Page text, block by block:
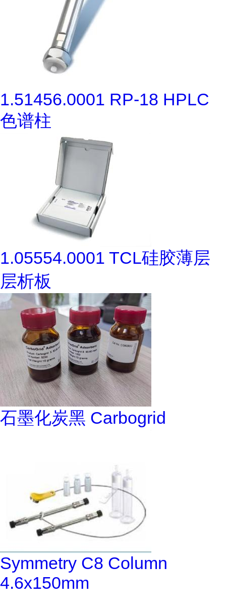
1.51456.0001 RP-18 HPLC
色谱柱
1.05554.0001 TCL硅胶薄层
层析板
石墨化炭黑 Carbogrid
Symmetry C8 Column
4.6x150mm